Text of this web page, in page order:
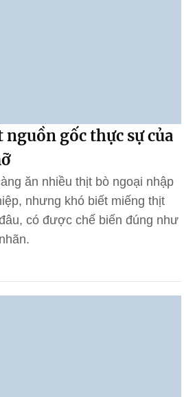
gốc thực sự của
ăn nhiều thịt bò ngoại nhập
nhưng khó biết miếng thịt
có được chế biến đúng như